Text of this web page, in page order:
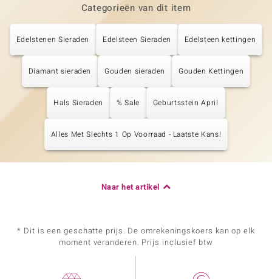
Categorieën van dit item
Edelstenen Sieraden Edelsteen Sieraden Edelsteen kettingen
Diamant sieraden Gouden sieraden Gouden Kettingen
Hals Sieraden % Sale Geburtsstein April
Alles Met Slechts 1 Op Voorraad - Laatste Kans!
Naar het artikel
* Dit is een geschatte prijs. De omrekeningskoers kan op elk
moment veranderen. Prijs inclusief btw